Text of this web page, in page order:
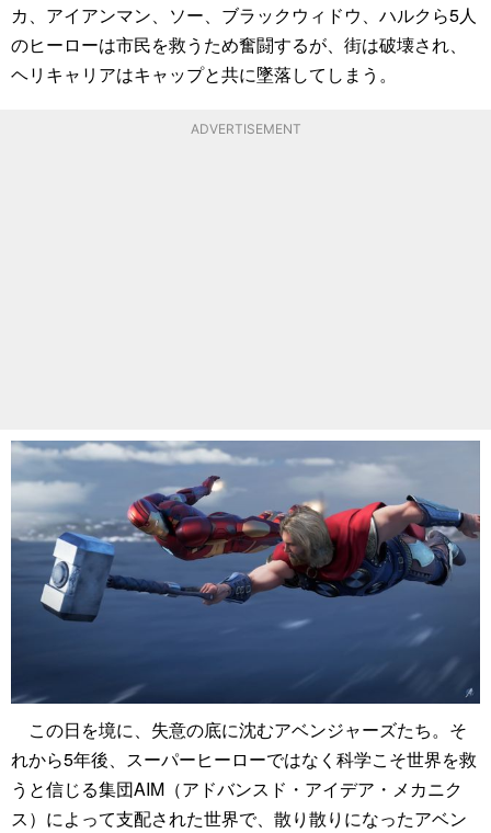
カ、アイアンマン、ソー、ブラックウィドウ、ハルクら5人
のヒーローは市民を救うため奮闘するが、街は破壊され、
ヘリキャリアはキャップと共に墜落してしまう。
ADVERTISEMENT
この日を境に、失意の底に沈むアベンジャーズたち。そ
れから5年後、スーパーヒーローではなく科学こそ世界を救
うと信じる集団AIM（アドバンスド・アイデア・メカニク
ス）によって支配された世界で、散り散りになったアベン